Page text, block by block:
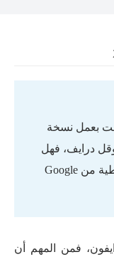
ايفون 16، وقد قمت بعمل نسخة
درايف، فهل
أستطيع كيفية استرجاع النسخة الاحتياطية من Google
فمن المهم أن